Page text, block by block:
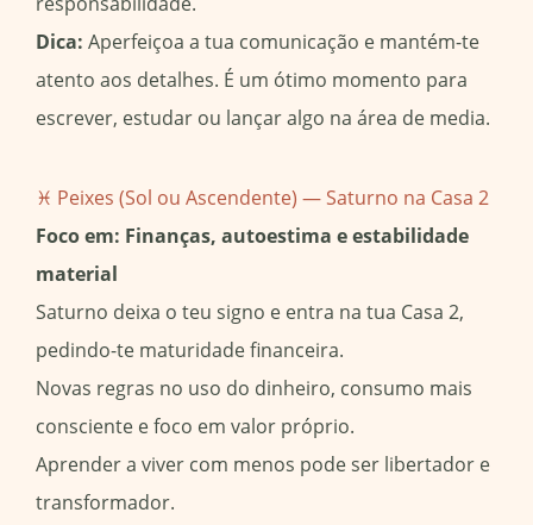
Dica: Aperfeiçoa a tua comunicação e mantém-te
atento aos detalhes. É um ótimo momento para
escrever, estudar ou lançar algo na área de media.
♓ Peixes (Sol ou Ascendente) — Saturno na Casa 2
Foco em: Finanças, autoestima e estabilidade
material
Saturno deixa o teu signo e entra na tua Casa 2,
pedindo-te maturidade financeira.
Novas regras no uso do dinheiro, consumo mais
consciente e foco em valor próprio.
Aprender a viver com menos pode ser libertador e
transformador.